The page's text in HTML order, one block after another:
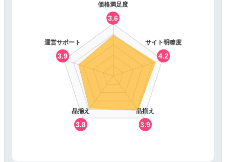
価格満足度
3.6
サイト明瞭度
4.2
品揃え
3.9
品揃え
3.8
運営サポート
3.9